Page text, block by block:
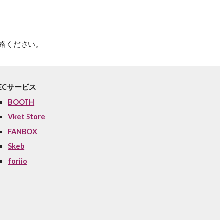
ください。
サービス
BOOTH
Vket Store
FANBOX
Skeb
foriio